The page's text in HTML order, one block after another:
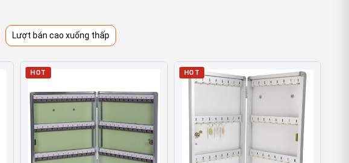
Lượt bán cao xuống thấp
HOT HOT